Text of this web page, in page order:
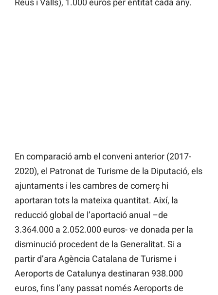
Reus i Valls), 1.000 euros per entitat cada any.
En comparació amb el conveni anterior (2017-
2020), el Patronat de Turisme de la Diputació, els
ajuntaments i les cambres de comerç hi
aportaran tots la mateixa quantitat. Així, la
reducció global de l’aportació anual –de
3.364.000 a 2.052.000 euros- ve donada per la
disminució procedent de la Generalitat. Si a
partir d’ara Agència Catalana de Turisme i
Aeroports de Catalunya destinaran 938.000
euros, fins l’any passat només Aeroports de